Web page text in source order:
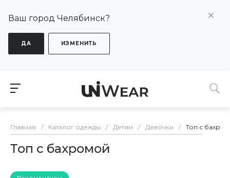
Ваш город Челябинск?
ДА ИЗМЕНИТЬ
Главная / Каталог одежды / Детям / Девочки / Топ с
Топ с бахромой